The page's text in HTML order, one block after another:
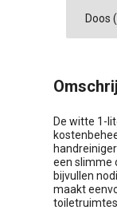
De witte 1-
een slimme
bijvullen
maakt
toiletruimtes.